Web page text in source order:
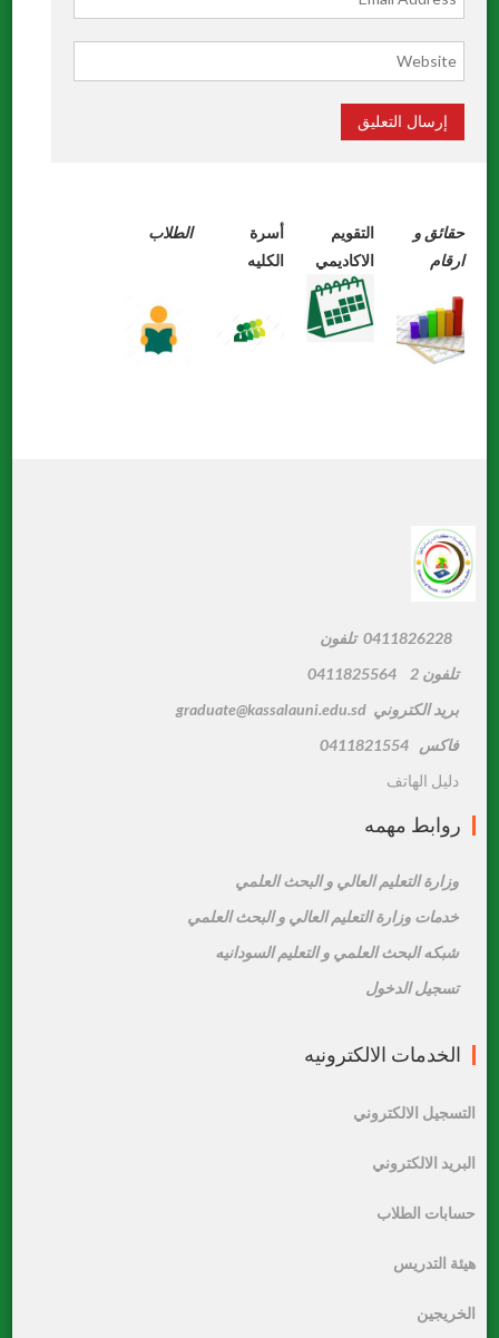
حقائقو
ارقام
التقويم
الاكاديمي
أسرة
الكليه
الطلاب
0411826228 تلفون
تلفون 2 0411825564
بريد الكتروني graduate@kassalauni.edu.sd
فاكس 0411821554
دليل الهاتف
روابط مهمه
وزارة التعليم العالي و البحث العلمي
خدمات وزارة التعليم العالي و البحث العلمي
شبكه البحث العلمي و التعليم السودانيه
تسجيل الدخول
الخدمات الالكترونيه
التسجيل الالكتروني
البريد الالكتروني
حسابات الطلاب
هيئة التدريس
الخريجين